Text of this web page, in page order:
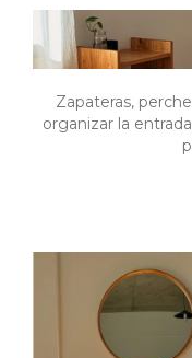
Zapateras,
organizar la